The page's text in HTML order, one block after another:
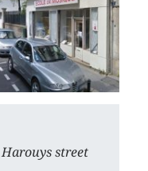
Harouys street